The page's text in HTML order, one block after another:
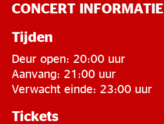
CONCERT INFORMATIE
Tijden
Deur open: 20:00 uur
Aanvang: 21:00 uur
Verwacht einde: 23:00 uur
Tickets